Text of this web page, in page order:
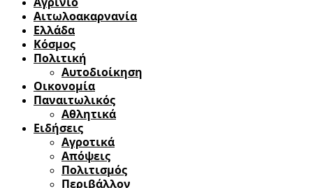
Αιτωλοακαρνανία
Ελλάδα
Κόσμος
Πολιτική
Αυτοδιοίκηση
Οικονομία
Παναιτωλικός
Αθλητικά
Ειδήσεις
Αγροτικά
Απόψεις
Πολιτισμός
Περιβάλλον